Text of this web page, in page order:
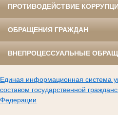
ПРОТИВОДЕЙСТВИЕ
ОБРАЩЕНИЯ ГРАЖДАН
ВНЕПРОЦЕССУАЛЬНЫЕ
Единая информационная система
составом государственной
Федерации